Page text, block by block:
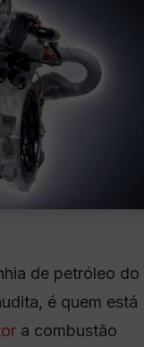
de petróleo do
é quem está
a combustão